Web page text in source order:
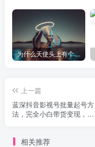
为什么天使头上有个圈？
上一篇
蓝深抖音影视号批量起号方
法，完全小白带货变现，实
相关推荐